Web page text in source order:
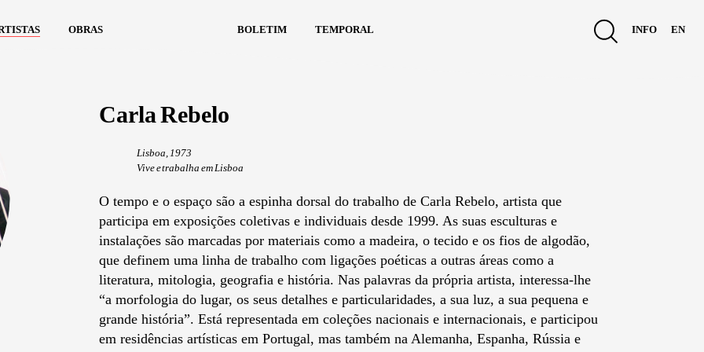
obras boletim temporal info en
Carla Rebelo
Lisboa, 1973
Vive e trabalha em Lisboa
O tempo e o espaço são a espinha dorsal do trabalho de Carla Rebelo, artista que
participa em exposições coletivas e individuais desde 1999. As suas esculturas e
instalações são marcadas por materiais como a madeira, o tecido e os fios de algodão,
que definem uma linha de trabalho com ligações poéticas a outras áreas como a
literatura, mitologia, geografia e história. Nas palavras da própria artista, interessa-lhe
“a morfologia do lugar, os seus detalhes e particularidades, a sua luz, a sua pequena e
grande história”. Está representada em coleções nacionais e internacionais, e participou
em residências artísticas em Portugal, mas também na Alemanha, Espanha, Rússia e